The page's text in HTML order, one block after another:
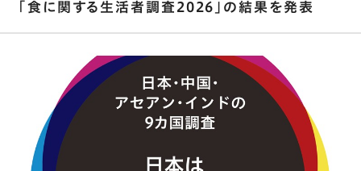
｢食に関する生活者調査2026｣の結果を発表